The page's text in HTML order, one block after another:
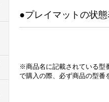
●プレイマットの状
※商品名に記載されている型
で購入の際、必ず商品の型番